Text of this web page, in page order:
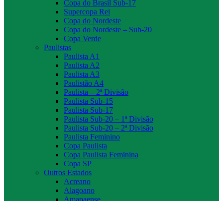
Copa do Brasil Sub-17
Supercopa Rei
Copa do Nordeste
Copa do Nordeste – Sub-20
Copa Verde
Paulistas
Paulista A1
Paulista A2
Paulista A3
Paulistão A4
Paulista – 2ª Divisão
Paulista Sub-15
Paulista Sub-17
Paulista Sub-20 – 1ª Divisão
Paulista Sub-20 – 2ª Divisão
Paulista Feminino
Copa Paulista
Copa Paulista Feminina
Copa SP
Outros Estados
Acreano
Alagoano
Amapaense